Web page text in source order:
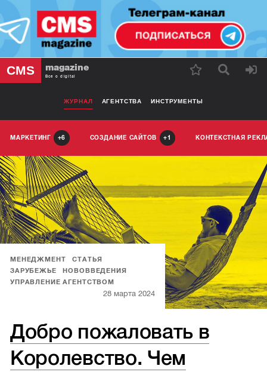
CMS magazine
Все о digital
ЖУРНАЛ АГЕНТСТВА ИНСТРУМЕНТЫ
МАРКЕТИНГ 6 СОЗДАНИЕ САЙТОВ 1 КОНТЕКСТНАЯ
МЕНЕДЖМЕНТ
СТАТЬЯ
ЗАРУБЕЖЬЕ
НОВОВВЕДЕНИЯ
УПРАВЛЕНИЕ АГЕНТСТВОМ
28 марта 2024
Добро пожаловать в
Королевство. Чем